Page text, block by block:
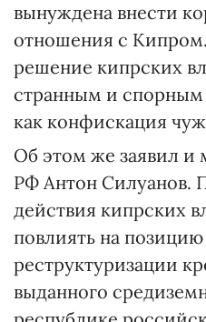
вынуждена внести
отношения с
решение кипрских
странным и спорным
как конфискация
Об этом же заявил и
РФ Антон Силуанов.
действия кипрских
повлиять на
реструктуризации
выданного